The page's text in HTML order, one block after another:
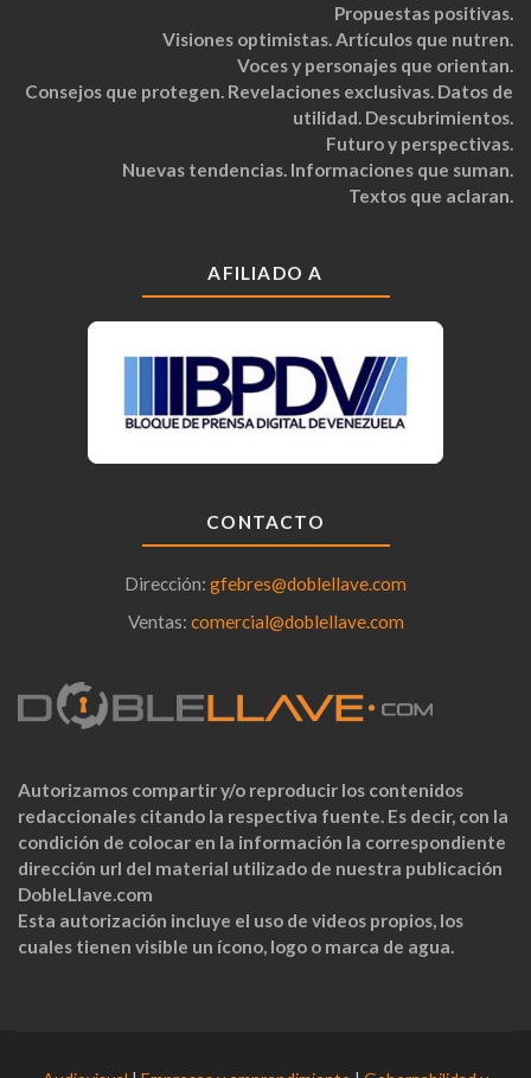
Propuestas positivas.
Visiones optimistas. Artículos que nutren.
Voces y personajes que orientan.
Consejos que protegen. Revelaciones exclusivas. Datos de
utilidad. Descubrimientos.
Futuro y perspectivas.
Nuevas tendencias. Informaciones que suman.
Textos que aclaran.
AFILIADO A
CONTACTO
Dirección: gfebres@doblellave.com
Ventas: comercial@doblellave.com
Autorizamos compartir y/o reproducir los contenidos
redaccionales citando la respectiva fuente. Es decir, con la
condición de colocar en la información la correspondiente
dirección url del material utilizado de nuestra publicación
DobleLlave.com
Esta autorización incluye el uso de videos propios, los
cuales tienen visible un ícono, logo o marca de agua.